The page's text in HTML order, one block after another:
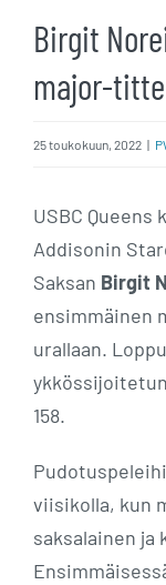
Birgit
major-
25 toukokuun, 2022 |
USBC
Addisonin
Saksan Birgit
ensimmäinen
urallaan.
158.
viisikolla, kun
saksalainen ja